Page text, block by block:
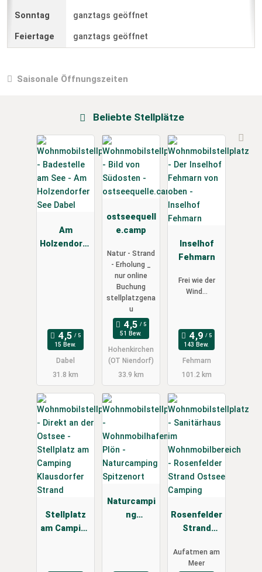
ganztags geöffnet
ganztags geöffnet
Saisonale Öffnungszeiten
Beliebte Stellplätze
Am
Holzendorfe
15 Bew.
Dabel
31.8 km
ostseequell
e.camp
Natur - Strand
- Erholung _
nur online
Buchung
stellplatzgena
u
51 Bew.
Hohenkirchen
(OT Niendorf)
33.9 km
Inselhof
Fehmarn
Frei wie der
Wind...
143 Bew.
Fehmarn
101.2 km
Stellplatz
am Camping
Naturcampi
ng
Rosenfelder
Strand
Camping
Aufatmen am
Meer